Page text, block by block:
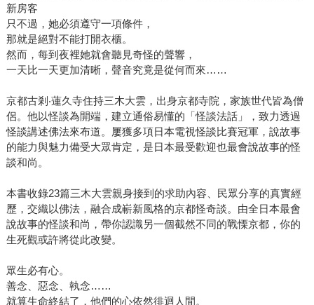
新房客
只不過，她必須遵守一項條件，
那就是絕對不能打開衣櫃。
然而，每到夜裡她就會聽見奇怪的聲響，
一天比一天更加清晰，聲音究竟是從何而來……
京都古剎‧蓮久寺住持三木大雲，出身京都寺院，家族世代皆為僧
侶。他以怪談為開端，建立通俗易懂的「怪談法話」，致力透過
怪談講述佛法來布道。屢獲多項日本電視怪談比賽冠軍，說故事
的能力與魅力備受大眾肯定，是日本最受歡迎也最會說故事的怪
談和尚。
本書收錄23篇三木大雲親身接到的求助內容、民眾分享的真實經
歷，交織以佛法，融合成嶄新風格的京都怪奇談。由全日本最會
說故事的怪談和尚，帶你認識另一個截然不同的戰慄京都，你的
生死觀或許將從此改變。
眾生必有心。
善念、惡念、執念……
就算生命終結了，他們的心依然徘迴人間。